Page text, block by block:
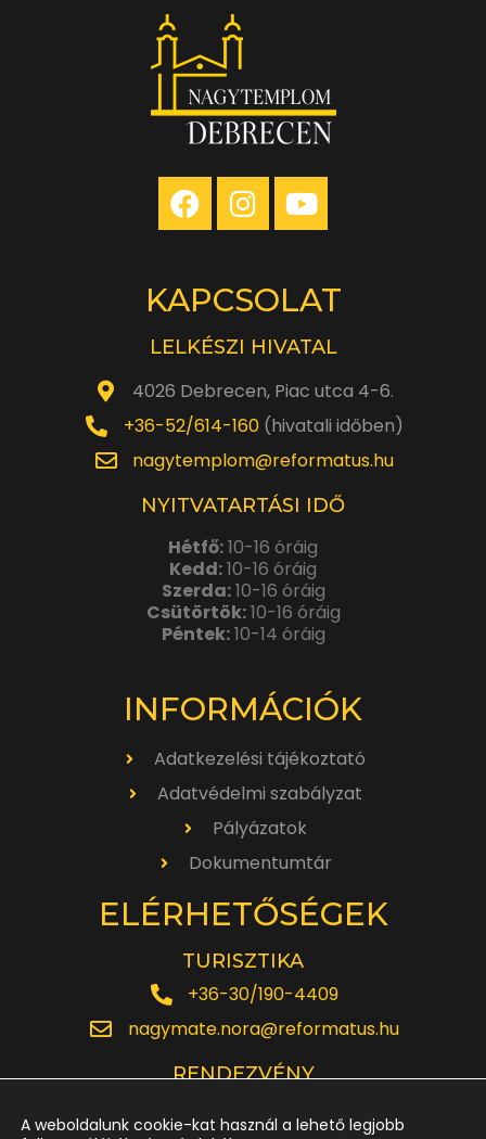
KAPCSOLAT
LELKÉSZI HIVATAL
4026 Debrecen, Piac utca 4-6.
+36-52/614-160(hivatali időben)
nagytemplom@reformatus.hu
NYITVATARTÁSI IDŐ
Hétfő:10-16 óráig
Kedd:10-16 óráig
Szerda:10-16 óráig
Csütörtök:10-16 óráig
Péntek:10-14 óráig
INFORMÁCIÓK
Adatkezelési tájékoztató
Adatvédelmi szabályzat
Pályázatok
Dokumentumtár
ELÉRHETŐSÉGEK
TURISZTIKA
+36-30/190-4409
nagymate.nora@reformatus.hu
RENDEZVÉNY
A weboldalunk cookie-kat használ a lehető legjobb